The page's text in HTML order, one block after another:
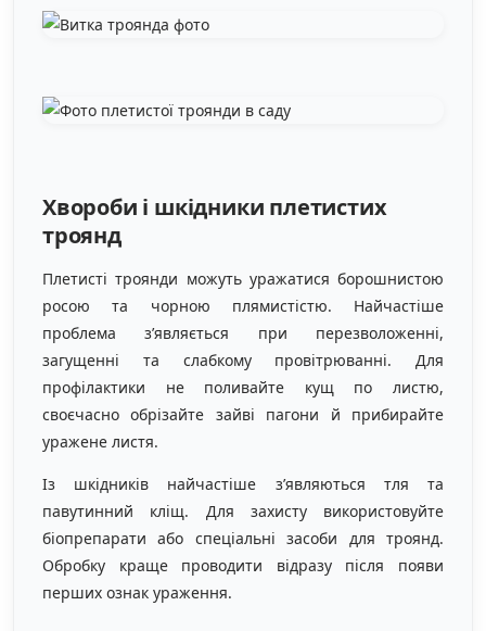
Хвороби і шкідники плетистих
троянд
Плетисті троянди можуть уражатися борошнистою
росою та чорною плямистістю. Найчастіше
проблема з’являється при перезволоженні,
загущенні та слабкому провітрюванні. Для
профілактики не поливайте кущ по листю,
своєчасно обрізайте зайві пагони й прибирайте
уражене листя.
Із шкідників найчастіше з’являються тля та
павутинний кліщ. Для захисту використовуйте
біопрепарати або спеціальні засоби для троянд.
Обробку краще проводити відразу після появи
перших ознак ураження.